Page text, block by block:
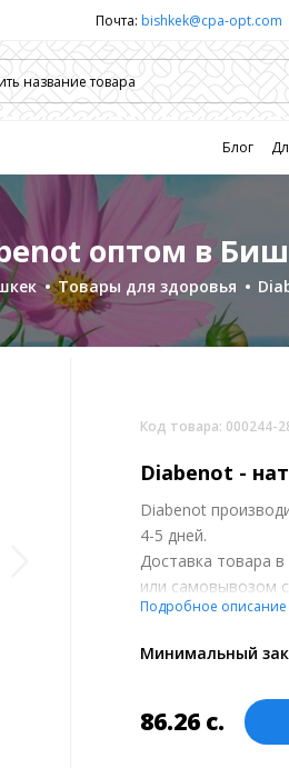
Почта: bishkek@cpa-opt.com
Блог
Товары для здоровья
оптом в
Код товара: 000244-
Diabenot -
Diabenot
4-5 дней.
Доставка товара
или самовывозом
обсуждении
курсу ЦБ РФ на
Подробное описание
Минимальный
86.26 с.